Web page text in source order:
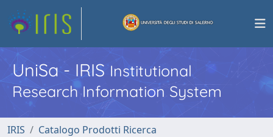
UniSa - IRISInstitutional
Research Information System
IRIS
Catalogo Prodotti Ricerca